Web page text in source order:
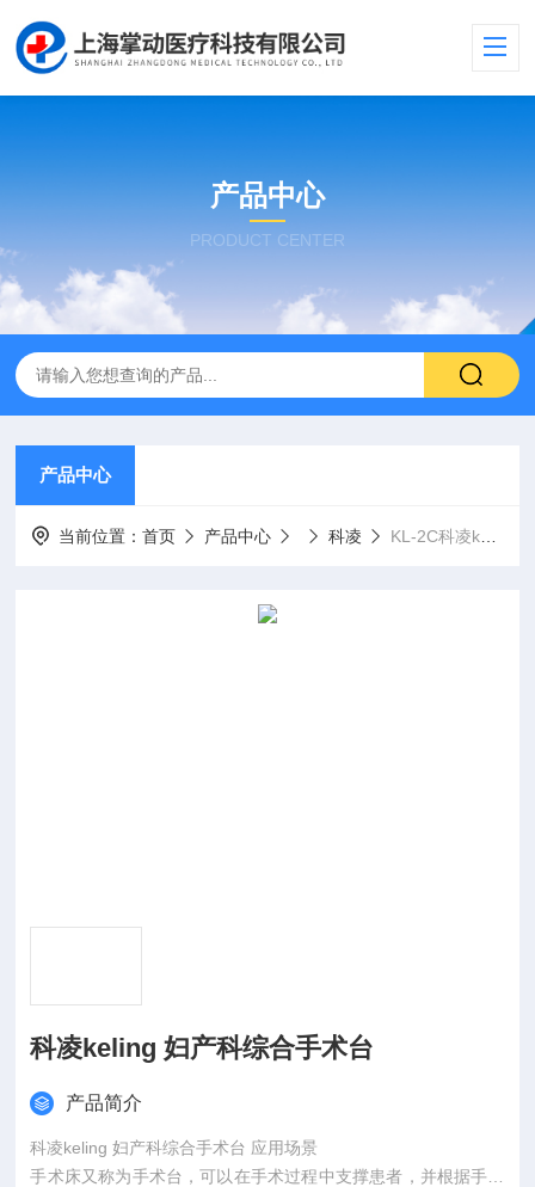
产品中心
PRODUCT CENTER
产品中心
当前位置：首页 产品中心 科凌 KL-2C科凌keling 妇产科综合手术台
科凌keling 妇产科综合手术台
产品简介
科凌keling 妇产科综合手术台 应用场景
手术床又称为手术台，可以在手术过程中支撑患者，并根据手术